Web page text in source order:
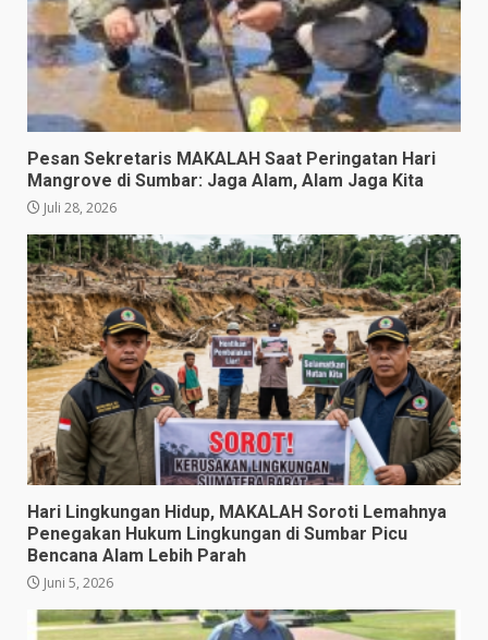
Pesan Sekretaris MAKALAH Saat Peringatan Hari
Mangrove di Sumbar: Jaga Alam, Alam Jaga Kita
Juli 28, 2026
​Hari Lingkungan Hidup, MAKALAH Soroti Lemahnya
Penegakan Hukum Lingkungan di Sumbar Picu
Bencana Alam Lebih Parah
Juni 5, 2026